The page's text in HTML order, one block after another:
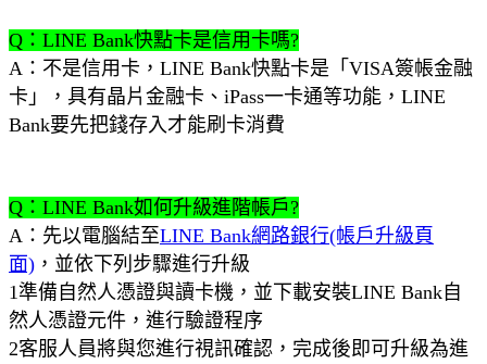
Q：LINE Bank快點卡是信用卡嗎?
A：不是信用卡，LINE Bank快點卡是「VISA簽帳金融
卡」，具有晶片金融卡、iPass一卡通等功能，LINE
Bank要先把錢存入才能刷卡消費
Q：LINE Bank如何升級進階帳戶?
A：先以電腦結至LINE Bank網路銀行(帳戶升級頁
面) ，並依下列步驟進行升級
1準備自然人憑證與讀卡機，並下載安裝LINE Bank自
然人憑證元件，進行驗證程序
2客服人員將與您進行視訊確認，完成後即可升級為進